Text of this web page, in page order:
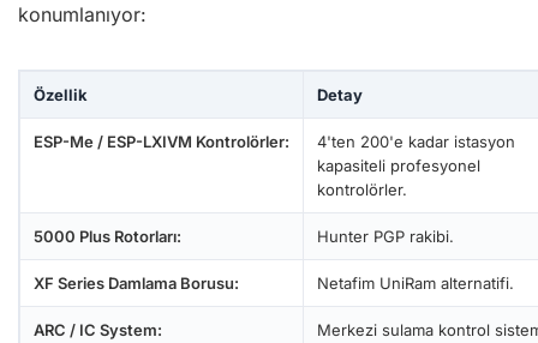
konumlanıyor:
Özellik Detay
ESP-Me / ESP-LXIVM Kontrolörler:
4'ten 200'e kadar istasyon
kapasiteli profesyonel
kontrolörler.
5000 Plus Rotorları: Hunter PGP rakibi.
XF Series Damlama Borusu: Netafim UniRam alternatifi.
ARC / IC System:
Merkezi sulama kontrol